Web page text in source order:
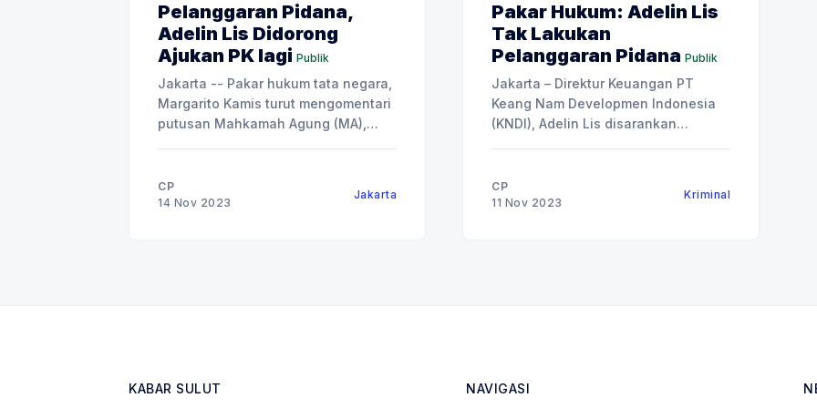
Pelanggaran Pidana,
Adelin Lis Didorong
Ajukan PK lagi Publik
Jakarta -- Pakar hukum tata negara,
Margarito Kamis turut mengomentari
putusan Mahkamah Agung (MA),
Nam Developmen Indonesia (KNDI),
Adelin Lis. Dia mengatakan, setiap
CP
14 Nov 2023
Jakarta
Pakar Hukum: Adelin Lis
Tak Lakukan
Pelanggaran Pidana Publik
Jakarta – Direktur Keuangan PT
Keang Nam Developmen Indonesia
(KNDI), Adelin Lis disarankan
itu disarankan Pakar Hukum
Kehutanan Dr Sadino, SH, MH dan
CP
11 Nov 2023
Kriminal
KABAR SULUT NAVIGASI